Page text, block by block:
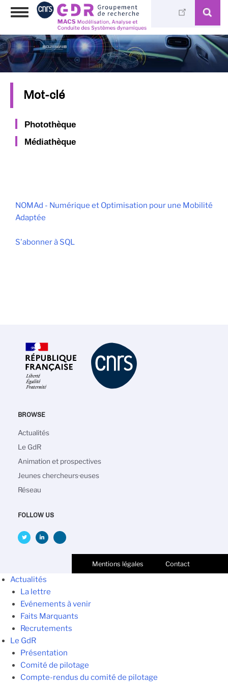
Aller
principal
Toggle
Mot-clé
Photothèque
Médiathèque
NOMAd - Numérique et Optimisation pour une Mobilité
Adaptée
S'abonner à SQL
BROWSE
Navigation
principale
Actualités
Le GdR
Animation et prospectives
Jeunes chercheurs·euses
Réseau
FOLLOW US
Mentions légales Contact
Actualités
La lettre
Evénements à venir
Faits Marquants
Recrutements
Le GdR
Présentation
Comité de pilotage
Compte-rendus du comité de pilotage